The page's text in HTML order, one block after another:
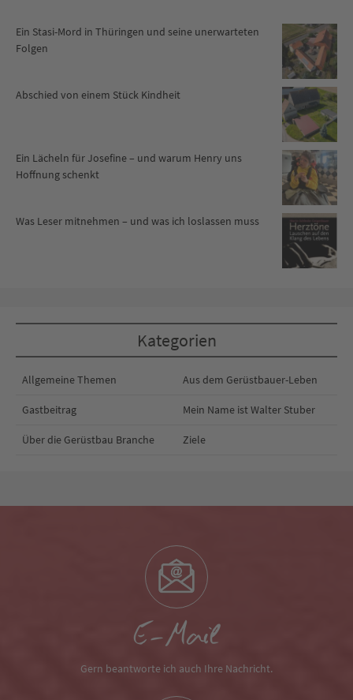
Ein Stasi-Mord in Thüringen und seine unerwarteten
Folgen
Abschied von einem Stück Kindheit
Ein Lächeln für Josefine – und warum Henry uns
Hoffnung schenkt
Was Leser mitnehmen – und was ich loslassen muss
Kategorien
Allgemeine Themen Aus dem Gerüstbauer-Leben
Gastbeitrag Mein Name ist Walter Stuber
Über die Gerüstbau Branche Ziele
E-Mail
Gern beantworte ich auch Ihre Nachricht.